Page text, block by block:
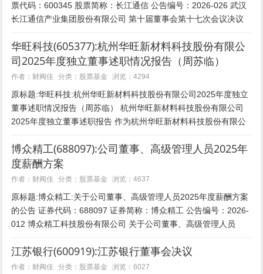
票代码：600345 股票简称：长江通信 公告编号：2026-026 武汉
长江通信产业集团股份有限公司 第十届董事会第十七次会议决议
华旺科技(605377):杭州华旺新材料科技股份有限公
司2025年度独立董事述职情况报告（周苏临）
作者：财阀佳 分类： 股票基金 浏览：4294
原标题:华旺科技:杭州华旺新材料科技股份有限公司2025年度独立
董事述职情况报告（周苏临） 杭州华旺新材料科技股份有限公司
2025年度独立董事述职报告 作为杭州华旺新材料科技股份有限公
博众精工(688097):公司董事、高级管理人员2025年
度薪酬方案
作者：财阀佳 分类： 股票基金 浏览：4637
原标题:博众精工:关于公司董事、高级管理人员2025年度薪酬方案
的公告 证券代码：688097 证券简称：博众精工 公告编号：2026-
012 博众精工科技股份有限公司 关于公司董事、高级管理人员
江苏银行(600919):江苏银行董事会决议
作者：财阀佳 分类： 股票基金 浏览：6027